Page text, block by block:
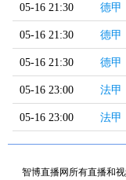
05-16 21:30 德甲
05-16 21:30 德甲
05-16 21:30 德甲
05-16 23:00 法甲
05-16 23:00 法甲
智博直播网所有直播和